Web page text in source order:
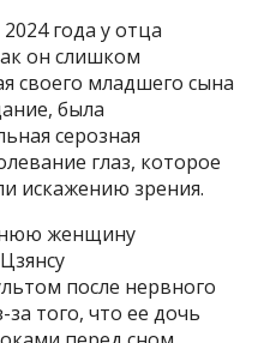
года у отца
он слишком
своего младшего сына
была
серозная
глаз, которое
искажению зрения.
женщину
после нервного
того, что ее дочь